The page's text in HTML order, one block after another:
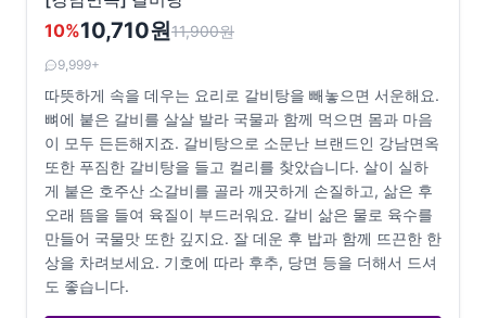
10%10,710원11,900원
9,999+
따뜻하게 속을 데우는 요리로 갈비탕을 빼놓으면 서운해요.
뼈에 붙은 갈비를 살살 발라 국물과 함께 먹으면 몸과 마음
이 모두 든든해지죠. 갈비탕으로 소문난 브랜드인 강남면옥
또한 푸짐한 갈비탕을 들고 컬리를 찾았습니다. 살이 실하
게 붙은 호주산 소갈비를 골라 깨끗하게 손질하고, 삶은 후
오래 뜸을 들여 육질이 부드러워요. 갈비 삶은 물로 육수를
만들어 국물맛 또한 깊지요. 잘 데운 후 밥과 함께 뜨끈한 한
상을 차려보세요. 기호에 따라 후추, 당면 등을 더해서 드셔
도 좋습니다.